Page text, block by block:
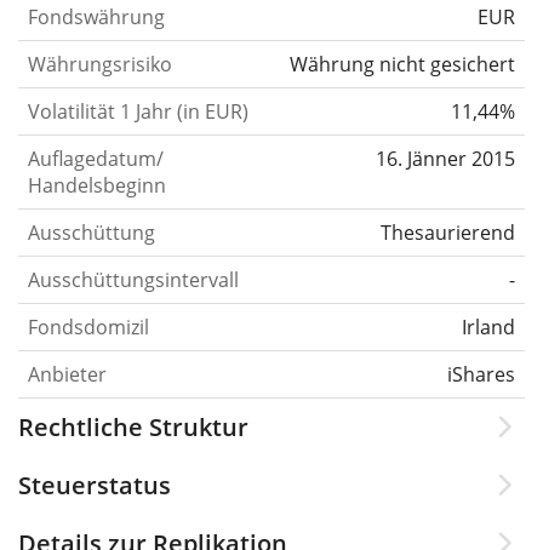
Fondswährung
EUR
Währungsrisiko
Währung nicht gesichert
Volatilität 1 Jahr (in EUR)
11,44%
Auflagedatum/
Handelsbeginn
16. Jänner 2015
Ausschüttung
Thesaurierend
Ausschüttungsintervall
-
Fondsdomizil
Irland
Anbieter
iShares
Rechtliche Struktur
Steuerstatus
Details zur Replikation